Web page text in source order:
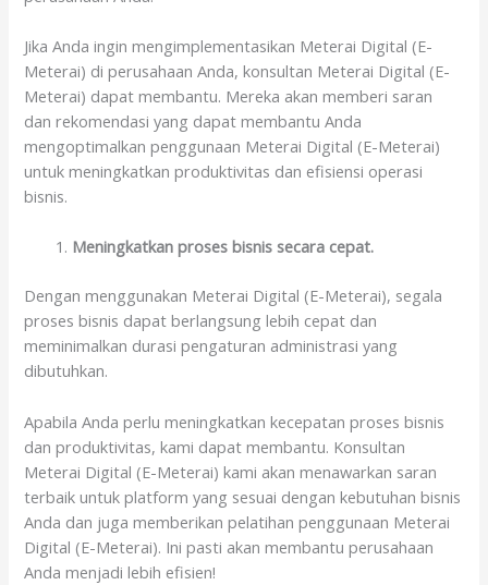
Jika Anda ingin mengimplementasikan Meterai Digital (E-
Meterai) di perusahaan Anda, konsultan Meterai Digital (E-
Meterai) dapat membantu. Mereka akan memberi saran
dan rekomendasi yang dapat membantu Anda
mengoptimalkan penggunaan Meterai Digital (E-Meterai)
untuk meningkatkan produktivitas dan efisiensi operasi
bisnis.
Meningkatkan proses bisnis secara cepat.
Dengan menggunakan Meterai Digital (E-Meterai), segala
proses bisnis dapat berlangsung lebih cepat dan
meminimalkan durasi pengaturan administrasi yang
dibutuhkan.
Apabila Anda perlu meningkatkan kecepatan proses bisnis
dan produktivitas, kami dapat membantu. Konsultan
Meterai Digital (E-Meterai) kami akan menawarkan saran
terbaik untuk platform yang sesuai dengan kebutuhan bisnis
Anda dan juga memberikan pelatihan penggunaan Meterai
Digital (E-Meterai). Ini pasti akan membantu perusahaan
Anda menjadi lebih efisien!